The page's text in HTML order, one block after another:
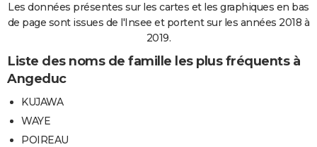
Les données présentes sur les cartes et les graphiques en bas
de page sont issues de l'Insee et portent sur les années 2018 à
2019.
Liste des noms de famille les plus fréquents à
Angeduc
KUJAWA
WAYE
POIREAU